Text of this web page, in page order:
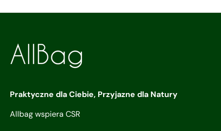
Praktyczne dla Ciebie, Przyjazne dla Natury
Allbag wspiera CSR